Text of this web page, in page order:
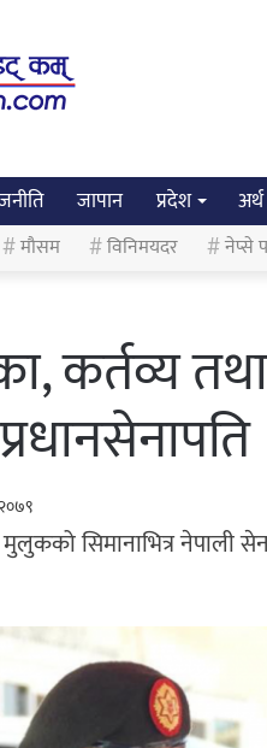
जापान प्रदेश अर्थ
मौसम विनिमयदर नेप्से
कर्तव्य
मुलुकको सिमानाभित्र नेपाली